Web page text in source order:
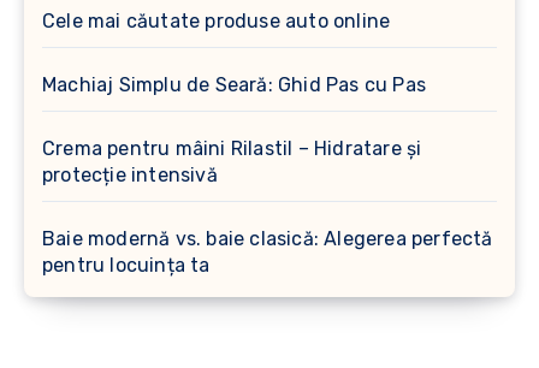
Cele mai căutate produse auto online
Machiaj Simplu de Seară: Ghid Pas cu Pas
Crema pentru mâini Rilastil – Hidratare și
protecție intensivă
Baie modernă vs. baie clasică: Alegerea perfectă
pentru locuința ta